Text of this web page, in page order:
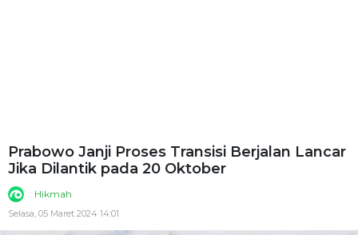
Prabowo Janji Proses Transisi Berjalan Lancar
Jika Dilantik pada 20 Oktober
Hikmah
Selasa, 05 Maret 2024 14:01